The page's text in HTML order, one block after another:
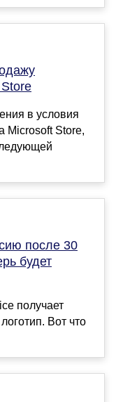
в условия
Microsoft Store,
после 30
будет
получает
Вот что